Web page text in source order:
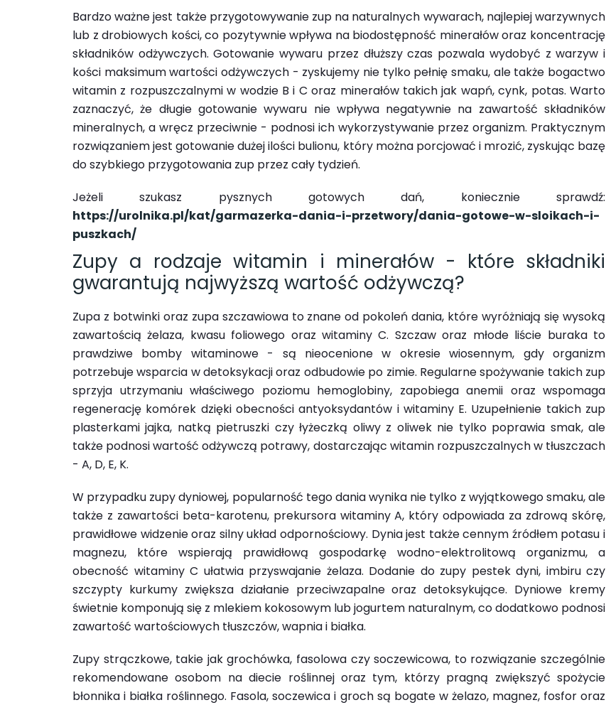
Bardzo ważne jest także przygotowywanie zup na naturalnych wywarach, najlepiej warzywnych
lub z drobiowych kości, co pozytywnie wpływa na biodostępność minerałów oraz koncentrację
składników odżywczych. Gotowanie wywaru przez dłuższy czas pozwala wydobyć z warzyw i
kości maksimum wartości odżywczych - zyskujemy nie tylko pełnię smaku, ale także bogactwo
witamin z rozpuszczalnymi w wodzie B i C oraz minerałów takich jak wapń, cynk, potas. Warto
zaznaczyć, że długie gotowanie wywaru nie wpływa negatywnie na zawartość składników
mineralnych, a wręcz przeciwnie - podnosi ich wykorzystywanie przez organizm. Praktycznym
rozwiązaniem jest gotowanie dużej ilości bulionu, który można porcjować i mrozić, zyskując bazę
do szybkiego przygotowania zup przez cały tydzień.
Jeżeli szukasz pysznych gotowych dań, koniecznie sprawdź:
https://urolnika.pl/kat/garmazerka-dania-i-przetwory/dania-gotowe-w-sloikach-i-
puszkach/
Zupy a rodzaje witamin i minerałów - które składniki
gwarantują najwyższą wartość odżywczą?
Zupa z botwinki oraz zupa szczawiowa to znane od pokoleń dania, które wyróżniają się wysoką
zawartością żelaza, kwasu foliowego oraz witaminy C. Szczaw oraz młode liście buraka to
prawdziwe bomby witaminowe - są nieocenione w okresie wiosennym, gdy organizm
potrzebuje wsparcia w detoksykacji oraz odbudowie po zimie. Regularne spożywanie takich zup
sprzyja utrzymaniu właściwego poziomu hemoglobiny, zapobiega anemii oraz wspomaga
regenerację komórek dzięki obecności antyoksydantów i witaminy E. Uzupełnienie takich zup
plasterkami jajka, natką pietruszki czy łyżeczką oliwy z oliwek nie tylko poprawia smak, ale
także podnosi wartość odżywczą potrawy, dostarczając witamin rozpuszczalnych w tłuszczach
- A, D, E, K.
W przypadku zupy dyniowej, popularność tego dania wynika nie tylko z wyjątkowego smaku, ale
także z zawartości beta-karotenu, prekursora witaminy A, który odpowiada za zdrową skórę,
prawidłowe widzenie oraz silny układ odpornościowy. Dynia jest także cennym źródłem potasu i
magnezu, które wspierają prawidłową gospodarkę wodno-elektrolitową organizmu, a
obecność witaminy C ułatwia przyswajanie żelaza. Dodanie do zupy pestek dyni, imbiru czy
szczypty kurkumy zwiększa działanie przeciwzapalne oraz detoksykujące. Dyniowe kremy
świetnie komponują się z mlekiem kokosowym lub jogurtem naturalnym, co dodatkowo podnosi
zawartość wartościowych tłuszczów, wapnia i białka.
Zupy strączkowe, takie jak grochówka, fasolowa czy soczewicowa, to rozwiązanie szczególnie
rekomendowane osobom na diecie roślinnej oraz tym, którzy pragną zwiększyć spożycie
błonnika i białka roślinnego. Fasola, soczewica i groch są bogate w żelazo, magnez, fosfor oraz